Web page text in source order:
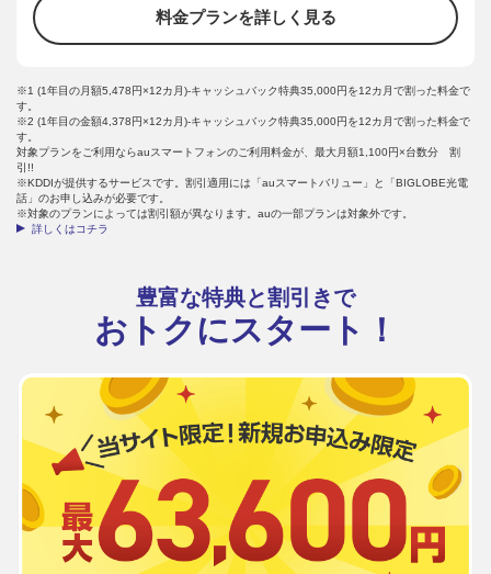
料金プランを詳しく見る
※1 (1年目の月額5,478円×12カ月)-キャッシュバック特典35,000円を12カ月で割った料金で
す。
※2 (1年目の金額4,378円×12カ月)-キャッシュバック特典35,000円を12カ月で割った料金で
す。
対象プランをご利用ならauスマートフォンのご利用料金が、最大月額1,100円×台数分 割
引!!
※KDDIが提供するサービスです。割引適用には「auスマートバリュー」と「BIGLOBE光電
話」のお申し込みが必要です。
※対象のプランによっては割引額が異なります。auの一部プランは対象外です。
詳しくはコチラ
豊富な特典と割引きで
おトクにスタート！